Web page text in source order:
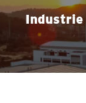
Industrie